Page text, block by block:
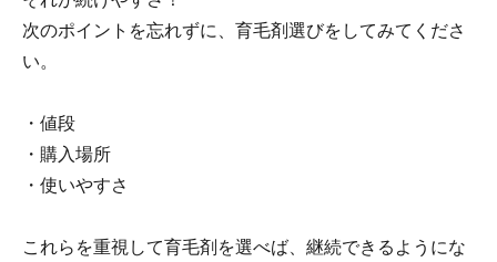
次のポイントを忘れずに、育毛剤選びをしてみてくださ
い。
・値段
・購入場所
・使いやすさ
これらを重視して育毛剤を選べば、継続できるようにな